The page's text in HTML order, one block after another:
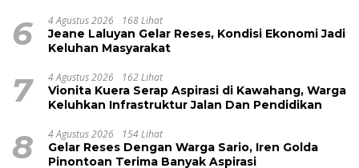
6 4 Agustus 2026 168 Lihat
Jeane Laluyan Gelar Reses, Kondisi Ekonomi Jadi
Keluhan Masyarakat
7 4 Agustus 2026 162 Lihat
Vionita Kuera Serap Aspirasi di Kawahang, Warga
Keluhkan Infrastruktur Jalan Dan Pendidikan
8 4 Agustus 2026 154 Lihat
Gelar Reses Dengan Warga Sario, Iren Golda
Pinontoan Terima Banyak Aspirasi